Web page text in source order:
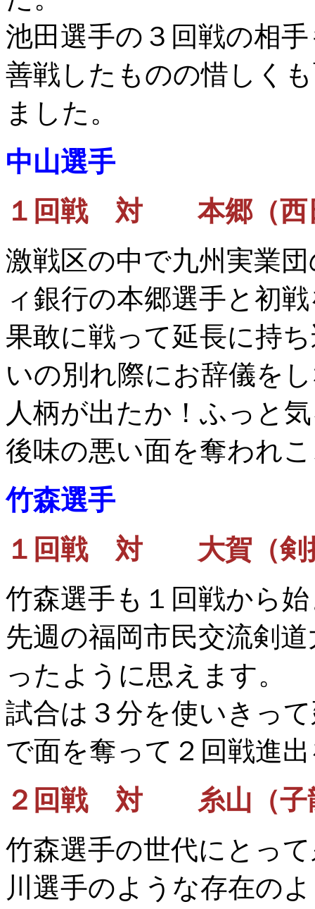
池田選手の３回戦の相
善戦したものの惜しく
ました。
中山選手
１回戦 対 本郷（西
激戦区の中で九州実業
ィ銀行の本郷選手と初
果敢に戦って延長に持
いの別れ際にお辞儀を
人柄が出たか！ふっと
後味の悪い面を奪われ
竹森選手
１回戦 対 大賀（剣
竹森選手も１回戦から
先週の福岡市民交流剣
ったように思えます。
試合は３分を使いきっ
で面を奪って２回戦進
２回戦 対 糸山（子
竹森選手の世代にとっ
川選手のような存在の